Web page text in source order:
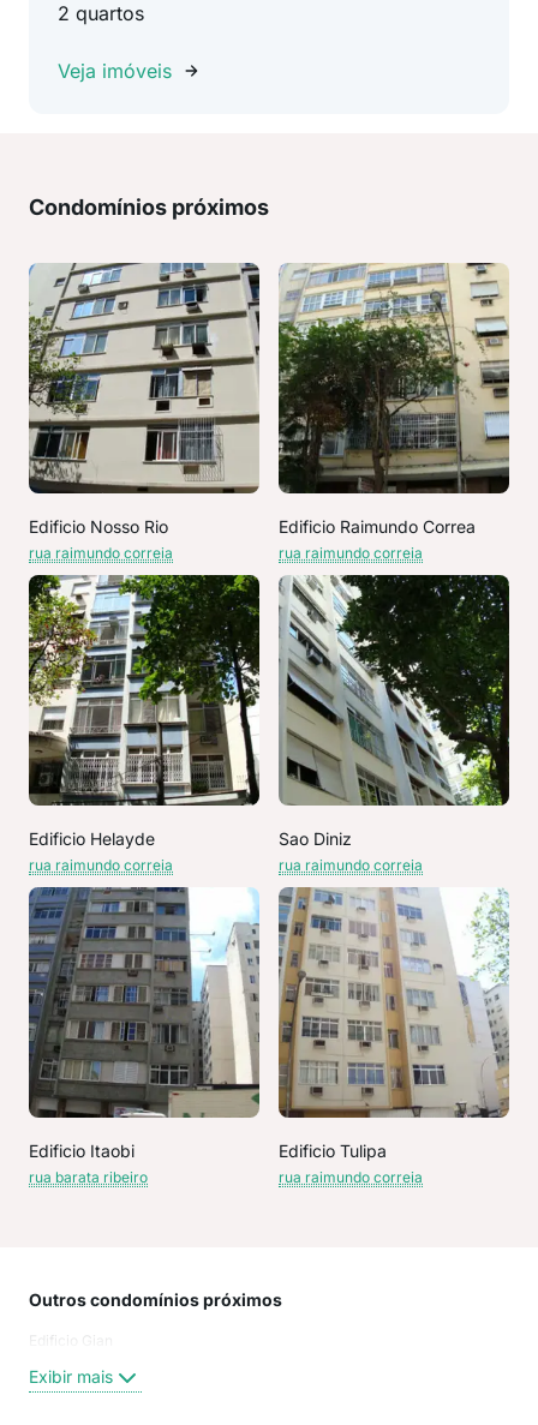
2 quartos
Veja imóveis
Condomínios próximos
Edificio Nosso Rio
rua raimundo correia
Edificio Raimundo Correa
rua raimundo correia
Edificio Helayde
rua raimundo correia
Sao Diniz
rua raimundo correia
Edificio Itaobi
rua barata ribeiro
Edificio Tulipa
rua raimundo correia
Outros condomínios próximos
Edificio Gian
Exibir mais